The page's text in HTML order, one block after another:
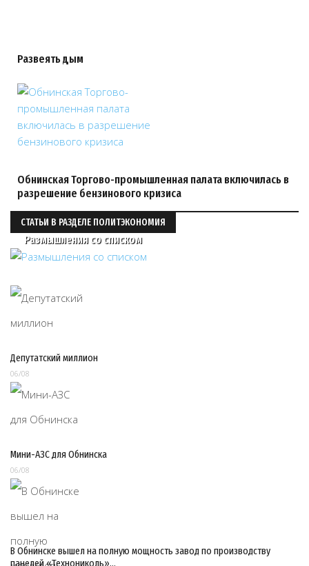
Развеять дым
Обнинская Торгово-промышленная палата включилась в
разрешение бензинового кризиса
СТАТЬИ В РАЗДЕЛЕ ПОЛИТЭКОНОМИЯ
Размышления со списком
Депутатский миллион
06/08
Мини-АЗС для Обнинска
06/08
В Обнинске вышел на полную мощность завод по производству
панелей «Технониколь»…